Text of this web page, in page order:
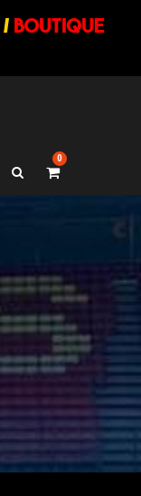
/ BOUTIQUE
0